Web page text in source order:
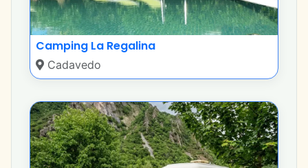
Camping La Regalina
Cadavedo